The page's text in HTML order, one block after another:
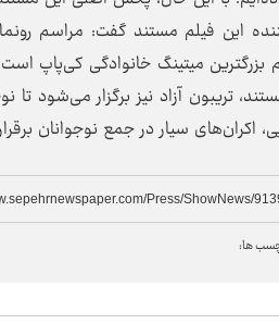
بزرگترین میتینگ خانوادگی کی‌پاپ
تریبون آزاد نیز برگزار می‌شود
اکران‌های سیار در جمع نوجوانان
Press/ShowNews/
ها: